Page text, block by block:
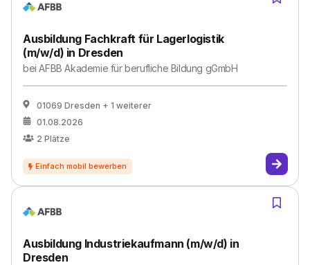
Ausbildung Fachkraft für Lagerlogistik
(m/w/d) in Dresden
beiAFBB Akademie für berufliche Bildung gGmbH
01069 Dresden + 1 weiterer
01.08.2026
2 Plätze
Ausbildung Industriekaufmann (m/w/d) in
Dresden